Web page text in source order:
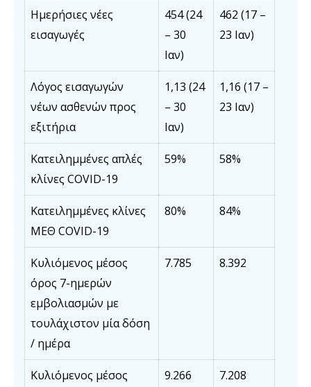
Ημερήσιες νέες
εισαγωγές
454 (24
– 30
Ιαν)
462 (17 –
23 Ιαν)
Λόγος εισαγωγών
νέων ασθενών προς
εξιτήρια
1,13 (24
– 30
Ιαν)
1,16 (17 –
23 Ιαν)
Κατειλημμένες απλές
κλίνες COVID-19
59% 58%
Κατειλημμένες κλίνες
ΜΕΘ COVID-19
80% 84%
Κυλιόμενος μέσος
όρος 7-ημερών
εμβολιασμών με
τουλάχιστον μία δόση
/ ημέρα
7.785 8.392
Κυλιόμενος μέσος
9.266 7.208